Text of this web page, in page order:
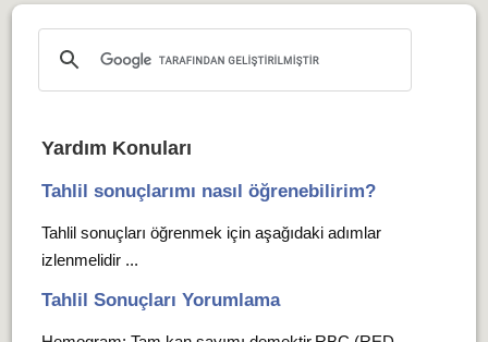
Yardım Konuları
Tahlil sonuçlarımı nasıl öğrenebilirim?
Tahlil sonuçları öğrenmek için aşağıdaki adımlar
izlenmelidir ...
Tahlil Sonuçları Yorumlama